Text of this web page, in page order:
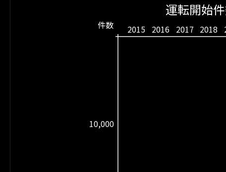
2015 2016 2017 2018
10,000
件数
運転開始